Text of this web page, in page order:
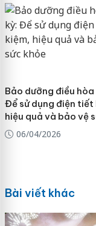
Bảo dưỡng điều hòa
Để sử dụng điện tiết
hiệu quả và bảo vệ
06/04/2026
Bài viết khác